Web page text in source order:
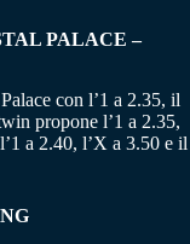
PALACE –
con l’1 a 2.35, il
propone l’1 a 2.35,
a 2.40, l’X a 3.50 e il